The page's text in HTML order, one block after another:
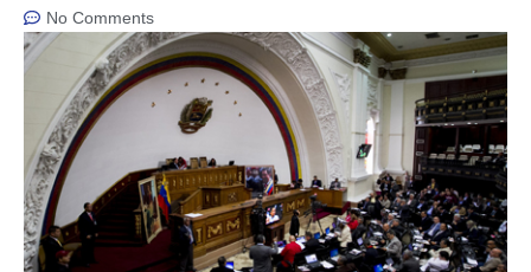
No Comments